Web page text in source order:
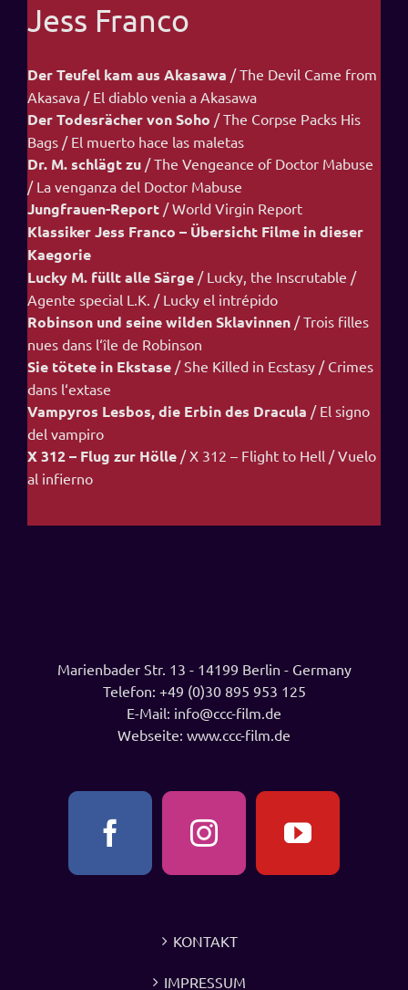
Jess Franco
Der Teufel kam aus Akasawa / The Devil Came from
Akasava / El diablo venia a Akasawa
Der Todesrächer von Soho / The Corpse Packs His
Bags / El muerto hace las maletas
Dr. M. schlägt zu/ The Vengeance of Doctor Mabuse
/ La venganza del Doctor Mabuse
Jungfrauen-Report/ World Virgin Report
Klassiker Jess Franco – Übersicht Filme in dieser
Kaegorie
Lucky M. füllt alle Särge/ Lucky, the Inscrutable /
Agente special L.K. / Lucky el intrépido
Robinson und seine wilden Sklavinnen/ Trois filles
nues dans l‘île de Robinson
Sie tötete in Ekstase/ She Killed in Ecstasy / Crimes
dans l‘extase
Vampyros Lesbos, die Erbin des Dracula / El signo
del vampiro
X 312 – Flug zur Hölle/ X 312 – Flight to Hell / Vuelo
al infierno
Marienbader Str. 13 - 14199 Berlin - Germany
Telefon: +49 (0)30 895 953 125
E-Mail: info@ccc-film.de
Webseite: www.ccc-film.de
KONTAKT
IMPRESSUM